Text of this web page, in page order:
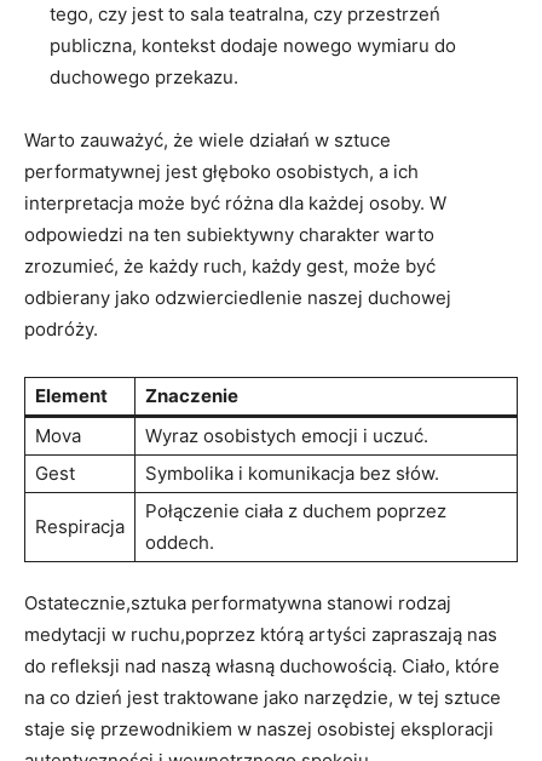
tego, czy jest to sala teatralna, czy przestrzeń
publiczna, kontekst dodaje nowego wymiaru do
duchowego przekazu.
Warto zauważyć, że wiele działań w sztuce
performatywnej jest głęboko osobistych, a ich
interpretacja może być różna dla każdej osoby. W
odpowiedzi na ten subiektywny charakter warto
zrozumieć, że każdy ruch, każdy gest, może być
odbierany jako odzwierciedlenie naszej duchowej
podróży.
Element
Znaczenie
Mova
Wyraz osobistych emocji i uczuć.
Gest
Symbolika i komunikacja bez słów.
Respiracja
Połączenie ciała z duchem poprzez
oddech.
Ostatecznie,sztuka performatywna stanowi rodzaj
medytacji w ruchu,poprzez którą artyści zapraszają nas
do refleksji nad naszą własną duchowością. Ciało, które
na co dzień jest traktowane jako narzędzie, w tej sztuce
staje się przewodnikiem w naszej osobistej eksploracji